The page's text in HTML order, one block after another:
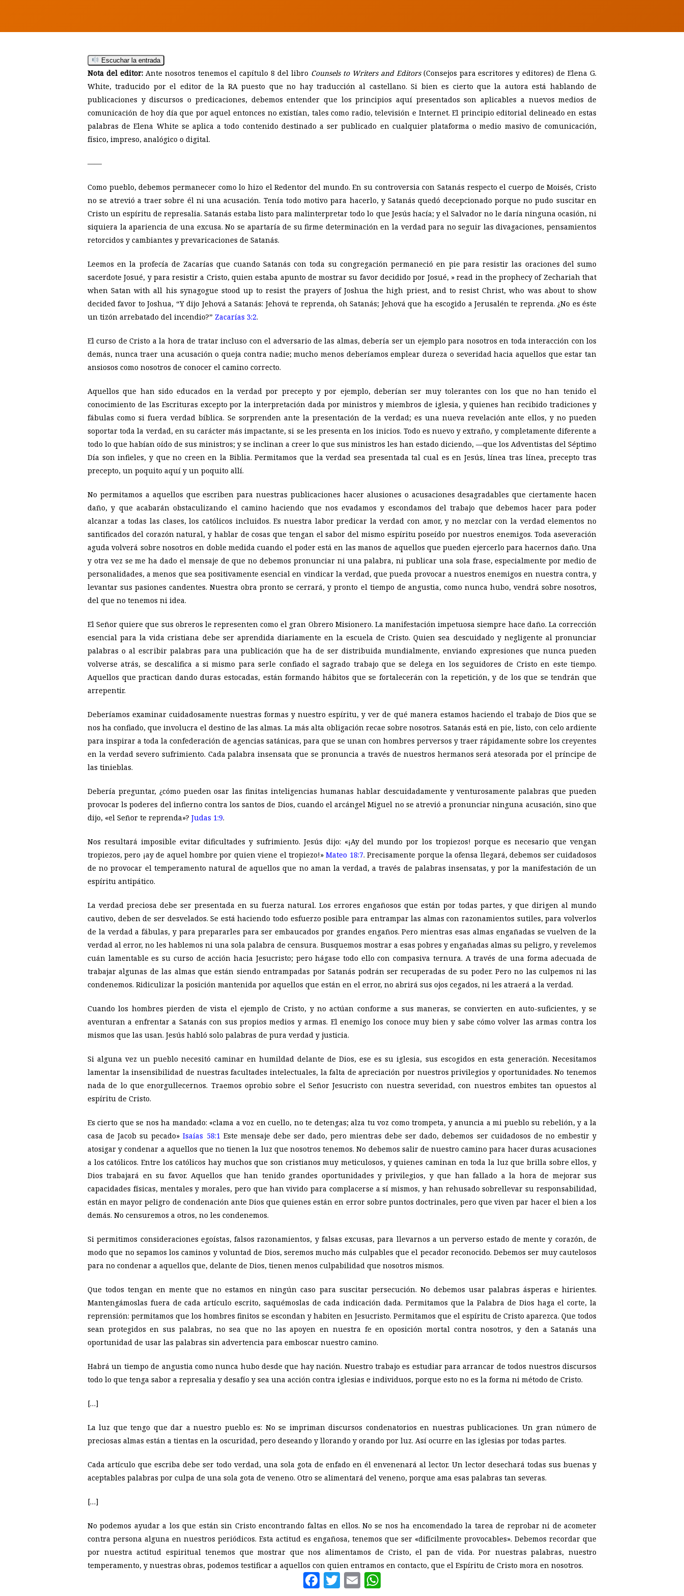
Hit enter to search or ESC to close
Escuchar la entrada
Nota del editor:Ante nosotros tenemos el capítulo 8 del libro Counsels to Writers and Editors(Consejos para escritores y editores) de Elena G.
White, traducido por el editor de la RA puesto que no hay traducción al castellano. Si bien es cierto que la autora está hablando de
publicaciones y discursos o predicaciones, debemos entender que los principios aquí presentados son aplicables a nuevos medios de
comunicación de hoy día que por aquel entonces no existían, tales como radio, televisión e Internet. El principio editorial delineado en estas
palabras de Elena White se aplica a todo contenido destinado a ser publicado en cualquier plataforma o medio masivo de comunicación,
físico, impreso, analógico o digital.
——
Como pueblo, debemos permanecer como lo hizo el Redentor del mundo. En su controversia con Satanás respecto el cuerpo de Moisés, Cristo
no se atrevió a traer sobre él ni una acusación. Tenía todo motivo para hacerlo, y Satanás quedó decepcionado porque no pudo suscitar en
Cristo un espíritu de represalia. Satanás estaba listo para malinterpretar todo lo que Jesús hacía; y el Salvador no le daría ninguna ocasión, ni
siquiera la apariencia de una excusa. No se apartaría de su firme determinación en la verdad para no seguir las divagaciones, pensamientos
retorcidos y cambiantes y prevaricaciones de Satanás.
Leemos en la profecía de Zacarías que cuando Satanás con toda su congregación permaneció en pie para resistir las oraciones del sumo
sacerdote Josué, y para resistir a Cristo, quien estaba apunto de mostrar su favor decidido por Josué, » read in the prophecy of Zechariah that
when Satan with all his synagogue stood up to resist the prayers of Joshua the high priest, and to resist Christ, who was about to show
decided favor to Joshua, “Y dijo Jehová a Satanás: Jehová te reprenda, oh Satanás; Jehová que ha escogido a Jerusalén te reprenda. ¿No es éste
un tizón arrebatado del incendio?” Zacarías 3:2.
El curso de Cristo a la hora de tratar incluso con el adversario de las almas, debería ser un ejemplo para nosotros en toda interacción con los
demás, nunca traer una acusación o queja contra nadie; mucho menos deberíamos emplear dureza o severidad hacia aquellos que estar tan
ansiosos como nosotros de conocer el camino correcto.
Aquellos que han sido educados en la verdad por precepto y por ejemplo, deberían ser muy tolerantes con los que no han tenido el
conocimiento de las Escrituras excepto por la interpretación dada por ministros y miembros de iglesia, y quienes han recibido tradiciones y
fábulas como si fuera verdad bíblica. Se sorprenden ante la presentación de la verdad; es una nueva revelación ante ellos, y no pueden
soportar toda la verdad, en su carácter más impactante, si se les presenta en los inicios. Todo es nuevo y extraño, y completamente diferente a
todo lo que habían oído de sus ministros; y se inclinan a creer lo que sus ministros les han estado diciendo, —que los Adventistas del Séptimo
Día son infieles, y que no creen en la Biblia. Permitamos que la verdad sea presentada tal cual es en Jesús, línea tras línea, precepto tras
precepto, un poquito aquí y un poquito allí.
No permitamos a aquellos que escriben para nuestras publicaciones hacer alusiones o acusaciones desagradables que ciertamente hacen
daño, y que acabarán obstaculizando el camino haciendo que nos evadamos y escondamos del trabajo que debemos hacer para poder
alcanzar a todas las clases, los católicos incluidos. Es nuestra labor predicar la verdad con amor, y no mezclar con la verdad elementos no
santificados del corazón natural, y hablar de cosas que tengan el sabor del mismo espíritu poseído por nuestros enemigos. Toda aseveración
aguda volverá sobre nosotros en doble medida cuando el poder está en las manos de aquellos que pueden ejercerlo para hacernos daño. Una
y otra vez se me ha dado el mensaje de que no debemos pronunciar ni una palabra, ni publicar una sola frase, especialmente por medio de
personalidades, a menos que sea positivamente esencial en vindicar la verdad, que pueda provocar a nuestros enemigos en nuestra contra, y
levantar sus pasiones candentes. Nuestra obra pronto se cerrará, y pronto el tiempo de angustia, como nunca hubo, vendrá sobre nosotros,
del que no tenemos ni idea.
El Señor quiere que sus obreros le representen como el gran Obrero Misionero. La manifestación impetuosa siempre hace daño. La corrección
esencial para la vida cristiana debe ser aprendida diariamente en la escuela de Cristo. Quien sea descuidado y negligente al pronunciar
palabras o al escribir palabras para una publicación que ha de ser distribuida mundialmente, enviando expresiones que nunca pueden
volverse atrás, se descalifica a si mismo para serle confiado el sagrado trabajo que se delega en los seguidores de Cristo en este tiempo.
Aquellos que practican dando duras estocadas, están formando hábitos que se fortalecerán con la repetición, y de los que se tendrán que
arrepentir.
Deberíamos examinar cuidadosamente nuestras formas y nuestro espíritu, y ver de qué manera estamos haciendo el trabajo de Dios que se
nos ha confiado, que involucra el destino de las almas. La más alta obligación recae sobre nosotros. Satanás está en pie, listo, con celo ardiente
para inspirar a toda la confederación de agencias satánicas, para que se unan con hombres perversos y traer rápidamente sobre los creyentes
en la verdad severo sufrimiento. Cada palabra insensata que se pronuncia a través de nuestros hermanos será atesorada por el príncipe de
las tinieblas.
Debería preguntar, ¿cómo pueden osar las finitas inteligencias humanas hablar descuidadamente y venturosamente palabras que pueden
provocar ls poderes del infierno contra los santos de Dios, cuando el arcángel Miguel no se atrevió a pronunciar ninguna acusación, sino que
dijo, «el Señor te reprenda»? Judas 1:9.
Nos resultará imposible evitar dificultades y sufrimiento. Jesús dijo: «¡Ay del mundo por los tropiezos! porque es necesario que vengan
tropiezos, pero ¡ay de aquel hombre por quien viene el tropiezo!»Mateo 18:7. Precisamente porque la ofensa llegará, debemos ser cuidadosos
de no provocar el temperamento natural de aquellos que no aman la verdad, a través de palabras insensatas, y por la manifestación de un
espíritu antipático.
La verdad preciosa debe ser presentada en su fuerza natural. Los errores engañosos que están por todas partes, y que dirigen al mundo
cautivo, deben de ser desvelados. Se está haciendo todo esfuerzo posible para entrampar las almas con razonamientos sutiles, para volverlos
de la verdad a fábulas, y para prepararles para ser embaucados por grandes engaños. Pero mientras esas almas engañadas se vuelven de la
verdad al error, no les hablemos ni una sola palabra de censura. Busquemos mostrar a esas pobres y engañadas almas su peligro, y revelemos
cuán lamentable es su curso de acción hacia Jesucristo; pero hágase todo ello con compasiva ternura. A través de una forma adecuada de
trabajar algunas de las almas que están siendo entrampadas por Satanás podrán ser recuperadas de su poder. Pero no las culpemos ni las
condenemos. Ridiculizar la posición mantenida por aquellos que están en el error, no abrirá sus ojos cegados, ni les atraerá a la verdad.
Cuando los hombres pierden de vista el ejemplo de Cristo, y no actúan conforme a sus maneras, se convierten en auto-suficientes, y se
aventuran a enfrentar a Satanás con sus propios medios y armas. El enemigo los conoce muy bien y sabe cómo volver las armas contra los
mismos que las usan. Jesús habló solo palabras de pura verdad y justicia.
Si alguna vez un pueblo necesitó caminar en humildad delante de Dios, ese es su iglesia, sus escogidos en esta generación. Necesitamos
lamentar la insensibilidad de nuestras facultades intelectuales, la falta de apreciación por nuestros privilegios y oportunidades. No tenemos
nada de lo que enorgullecernos. Traemos oprobio sobre el Señor Jesucristo con nuestra severidad, con nuestros embites tan opuestos al
espíritu de Cristo.
Es cierto que se nos ha mandado: «clama a voz en cuello, no te detengas; alza tu voz como trompeta, y anuncia a mi pueblo su rebelión, y a la
casa de Jacob su pecado»Isaías 58:1 Este mensaje debe ser dado, pero mientras debe ser dado, debemos ser cuidadosos de no embestir y
atosigar y condenar a aquellos que no tienen la luz que nosotros tenemos. No debemos salir de nuestro camino para hacer duras acusaciones
a los católicos. Entre los católicos hay muchos que son cristianos muy meticulosos, y quienes caminan en toda la luz que brilla sobre ellos, y
Dios trabajará en su favor. Aquellos que han tenido grandes oportunidades y privilegios, y que han fallado a la hora de mejorar sus
capacidades físicas, mentales y morales, pero que han vivido para complacerse a sí mismos, y han rehusado sobrellevar su responsabilidad,
están en mayor peligro de condenación ante Dios que quienes están en error sobre puntos doctrinales, pero que viven par hacer el bien a los
demás. No censuremos a otros, no les condenemos.
Si permitimos consideraciones egoístas, falsos razonamientos, y falsas excusas, para llevarnos a un perverso estado de mente y corazón, de
modo que no sepamos los caminos y voluntad de Dios, seremos mucho más culpables que el pecador reconocido. Debemos ser muy cautelosos
para no condenar a aquellos que, delante de Dios, tienen menos culpabilidad que nosotros mismos.
Que todos tengan en mente que no estamos en ningún caso para suscitar persecución. No debemos usar palabras ásperas e hirientes.
Mantengámoslas fuera de cada artículo escrito, saquémoslas de cada indicación dada. Permitamos que la Palabra de Dios haga el corte, la
reprensión: permitamos que los hombres finitos se escondan y habiten en Jesucristo. Permitamos que el espíritu de Cristo aparezca. Que todos
sean protegidos en sus palabras, no sea que no las apoyen en nuestra fe en oposición mortal contra nosotros, y den a Satanás una
oportunidad de usar las palabras sin advertencia para emboscar nuestro camino.
Habrá un tiempo de angustia como nunca hubo desde que hay nación. Nuestro trabajo es estudiar para arrancar de todos nuestros discursos
todo lo que tenga sabor a represalia y desafío y sea una acción contra iglesias e individuos, porque esto no es la forma ni método de Cristo.
[…]
La luz que tengo que dar a nuestro pueblo es: No se impriman discursos condenatorios en nuestras publicaciones. Un gran número de
preciosas almas están a tientas en la oscuridad, pero deseando y llorando y orando por luz. Así ocurre en las iglesias por todas partes.
Cada artículo que escriba debe ser todo verdad, una sola gota de enfado en él envenenará al lector. Un lector desechará todas sus buenas y
aceptables palabras por culpa de una sola gota de veneno. Otro se alimentará del veneno, porque ama esas palabras tan severas.
[…]
No podemos ayudar a los que están sin Cristo encontrando faltas en ellos. No se nos ha encomendado la tarea de reprobar ni de acometer
contra persona alguna en nuestros periódicos. Esta actitud es engañosa, tenemos que ser «difícilmente provocables». Debemos recordar que
por nuestra actitud espiritual tenemos que mostrar que nos alimentamos de Cristo, el pan de vida. Por nuestras palabras, nuestro
temperamento, y nuestras obras, podemos testificar a aquellos con quien entramos en contacto, que el Espíritu de Cristo mora en nosotros.
Facebook
Twitter
Email